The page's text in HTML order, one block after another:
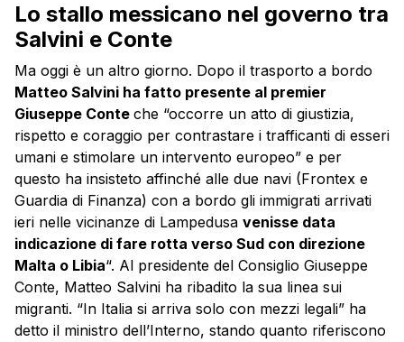
Lo stallo messicano nel governo tra
Salvini e Conte
Ma oggi è un altro giorno. Dopo il trasporto a bordo
Matteo Salvini ha fatto presente al premier
Giuseppe Conte che “occorre un atto di giustizia,
rispetto e coraggio per contrastare i trafficanti di esseri
umani e stimolare un intervento europeo” e per
questo ha insisteto affinché alle due navi (Frontex e
Guardia di Finanza) con a bordo gli immigrati arrivati
ieri nelle vicinanze di Lampedusa venisse data
indicazione di fare rotta verso Sud con direzione
Malta o Libia“. Al presidente del Consiglio Giuseppe
Conte, Matteo Salvini ha ribadito la sua linea sui
migranti. “In Italia si arriva solo con mezzi legali” ha
detto il ministro dell’Interno, stando quanto riferiscono